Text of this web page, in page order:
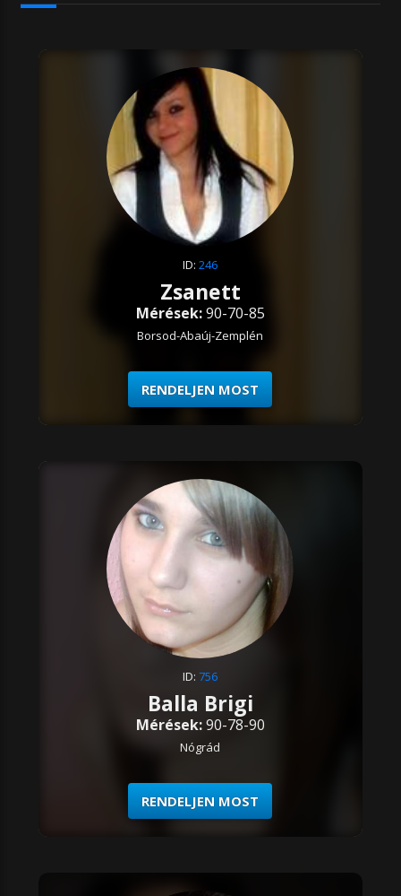
ID:246
Zsanett
Mérések:90-70-85
Borsod-Abaúj-Zemplén
RENDELJEN MOST
ID:756
Balla Brigi
Mérések:90-78-90
Nógrád
RENDELJEN MOST